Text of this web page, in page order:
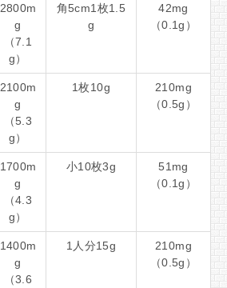
2800m
g
（7.1
g）
角5cm1枚1.5
g
42mg
（0.1g）
2100m
g
（5.3
g）
1枚10g
210mg
（0.5g）
1700m
g
（4.3
g）
小10枚3g
51mg
（0.1g）
1400m
g
（3.6
1人分15g
210mg
（0.5g）